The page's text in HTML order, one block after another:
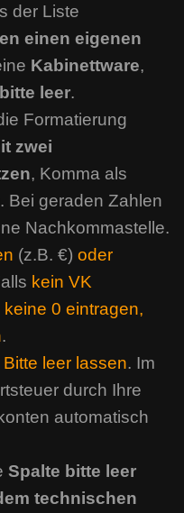
der Liste
einen eigenen
Kabinettware,
leer.
Formatierung
zwei
, Komma als
Bei geraden Zahlen
Nachkommastelle.
(z.B. €) oder
kein VK
keine 0 eintragen,
.
Bitte leer lassen. Im
durch Ihre
automatisch
Spalte bitte leer
technischen